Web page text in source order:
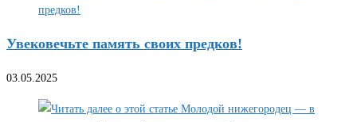
Увековечьте память своих предков!
03.05.2025